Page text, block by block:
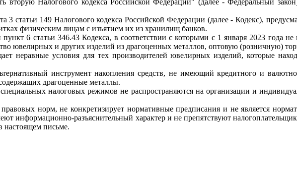
статьи 149 Налогового кодекса Российской Федерации (далее - Кодекс),
физическим лицам с изъятием их из хранилищ банков.
6 статьи 346.43 Кодекса, в соответствии с которыми с 1 января 2023 года
ювелирных и других изделий из драгоценных металлов, оптовую (розничную)
неравные условия для тех производителей ювелирных изделий, которые
инструмент накопления средств, не имеющий кредитного и
драгоценные металлы.
налоговых режимов не распространяются на организации и
норм, не конкретизирует нормативные предписания и не является
информационно-разъяснительный характер и не препятствуют
настоящем письме.